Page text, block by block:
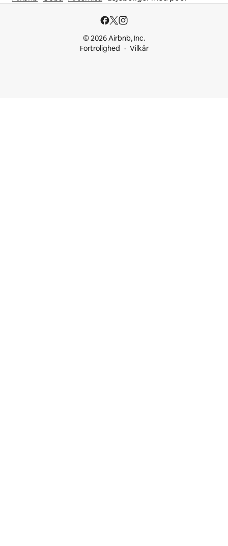
© 2026 Airbnb, Inc.
Fortrolighed
Vilkår